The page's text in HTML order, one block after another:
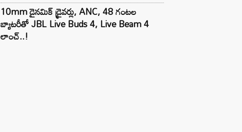
10mm డైనమిక్ డ్రైవర్లు, ANC, 48 గంటల
బ్యాటరీతో JBL Live Buds 4, Live Beam 4
లాంచ్..!